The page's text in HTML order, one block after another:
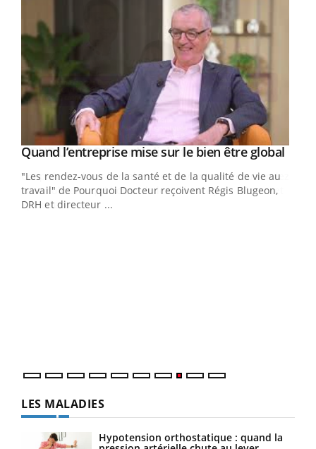
Youtube
Quand l’entreprise mise sur le bien être global
"Les rendez-vous de la santé et de la qualité de vie au
travail" de Pourquoi Docteur reçoivent Régis Blugeon,
DRH et directeur ...
LES MALADIES
Hypotension orthostatique : quand la